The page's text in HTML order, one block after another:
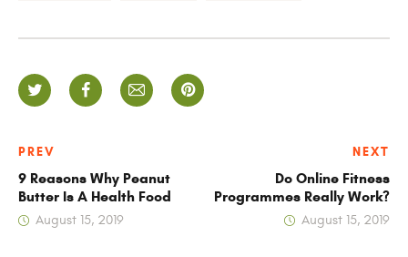
PREV
9 Reasons Why Peanut
Butter Is A Health Food
August 15, 2019
NEXT
Do Online Fitness
Programmes Really Work?
August 15, 2019